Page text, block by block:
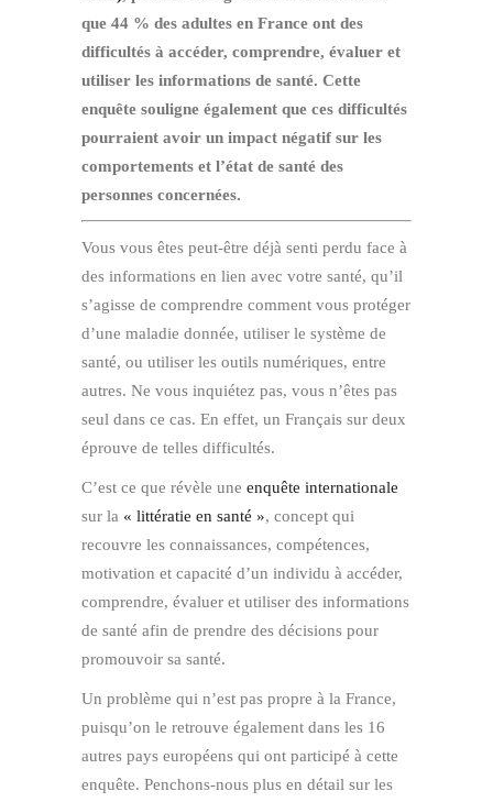
que 44 % des adultes en France ont des
difficultés à accéder, comprendre, évaluer et
utiliser les informations de santé. Cette
enquête souligne également que ces difficultés
pourraient avoir un impact négatif sur les
comportements et l’état de santé des
personnes concernées.
Vous vous êtes peut-être déjà senti perdu face à
des informations en lien avec votre santé, qu’il
s’agisse de comprendre comment vous protéger
d’une maladie donnée, utiliser le système de
santé, ou utiliser les outils numériques, entre
autres. Ne vous inquiétez pas, vous n’êtes pas
seul dans ce cas. En effet, un Français sur deux
éprouve de telles difficultés.
C’est ce que révèle une enquête internationale
sur la « littératie en santé », concept qui
recouvre les connaissances, compétences,
motivation et capacité d’un individu à accéder,
comprendre, évaluer et utiliser des informations
de santé afin de prendre des décisions pour
promouvoir sa santé.
Un problème qui n’est pas propre à la France,
puisqu’on le retrouve également dans les 16
autres pays européens qui ont participé à cette
enquête. Penchons-nous plus en détail sur les